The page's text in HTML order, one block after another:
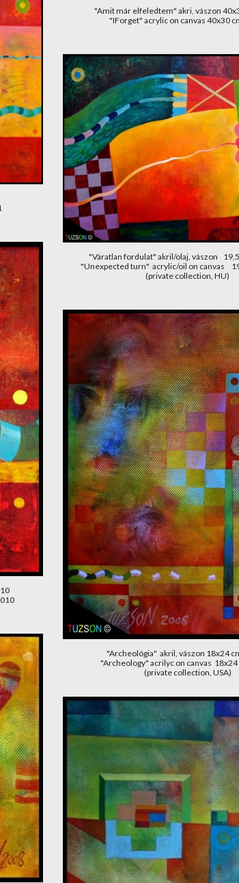
"Amit már elfeledtem" akri, vászon
"IForget" acrylic on canvas 40x30
"Váratlan fordulat" akril/olaj, vászon
"Unexpected turn"  acrylic/oil on canvas
(private collection, HU)
"Archeológia"  akril, vászon 18x24
"Archeology" acrilyc on canvas  18x24
(private collection, USA)